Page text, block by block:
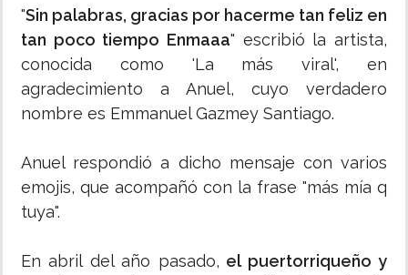
"Sin palabras, gracias por hacerme tan feliz en
tan poco tiempo Enmaaa" escribió la artista,
conocida como 'La más viral', en
agradecimiento a Anuel, cuyo verdadero
nombre es Emmanuel Gazmey Santiago.
Anuel respondió a dicho mensaje con varios
emojis, que acompañó con la frase "más mía q
tuya".
En abril del año pasado, el puertorriqueño y